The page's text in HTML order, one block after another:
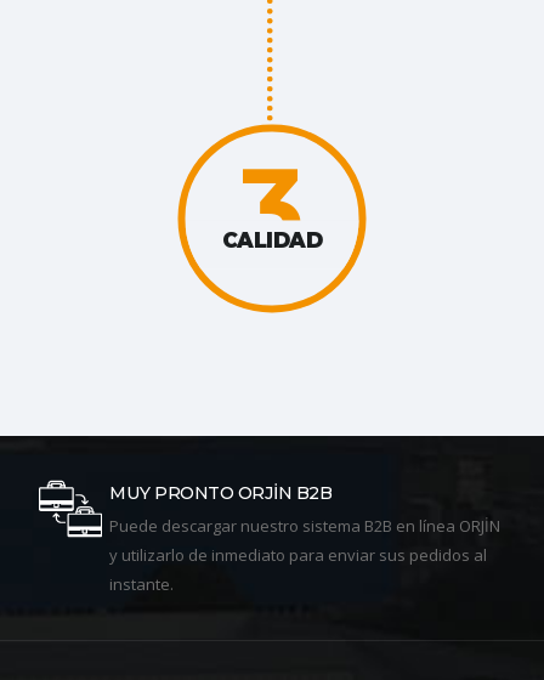
3
CALIDAD
MUY PRONTO ORJİN B2B
Puede descargar nuestro sistema B2B en línea ORJİN
y utilizarlo de inmediato para enviar sus pedidos al
instante.